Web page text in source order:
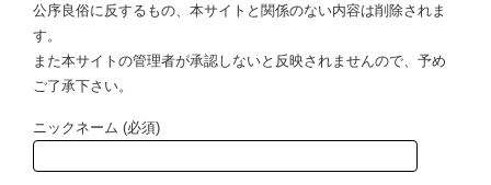
公序良俗に反するもの、本サイトと関係のない内容は削除されま
す。
また本サイトの管理者が承認しないと反映されませんので、予め
ご了承下さい。
ニックネーム (必須)